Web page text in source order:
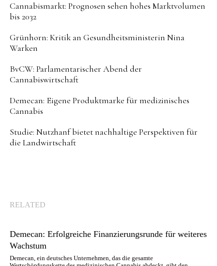
Cannabismarkt: Prognosen sehen hohes Marktvolumen
bis 2032
Grünhorn: Kritik an Gesundheitsministerin Nina
Warken
BvCW: Parlamentarischer Abend der
Cannabiswirtschaft
Demecan: Eigene Produktmarke für medizinisches
Cannabis
Studie: Nutzhanf bietet nachhaltige Perspektiven für
die Landwirtschaft
RELATED
Demecan: Erfolgreiche Finanzierungsrunde für weiteres
Wachstum
Demecan, ein deutsches Unternehmen, das die gesamte